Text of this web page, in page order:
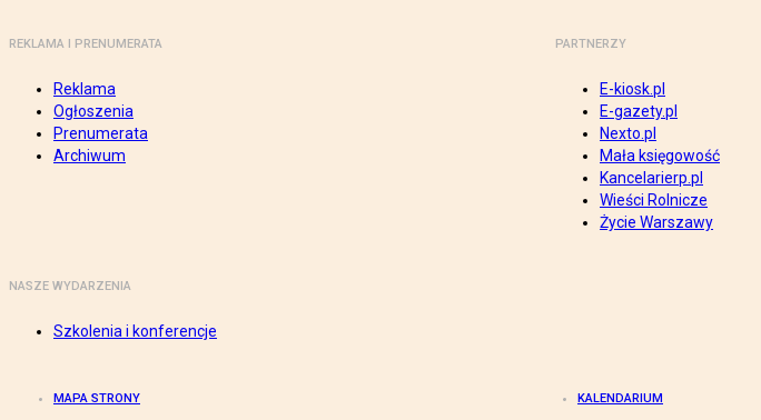
REKLAMA I PRENUMERATA
Reklama
Ogłoszenia
Prenumerata
Archiwum
PARTNERZY
E-kiosk.pl
E-gazety.pl
Nexto.pl
Mała księgowość
Kancelarierp.pl
Wieści Rolnicze
Życie Warszawy
NASZE WYDARZENIA
Szkolenia i konferencje
MAPA STRONY KALENDARIUM